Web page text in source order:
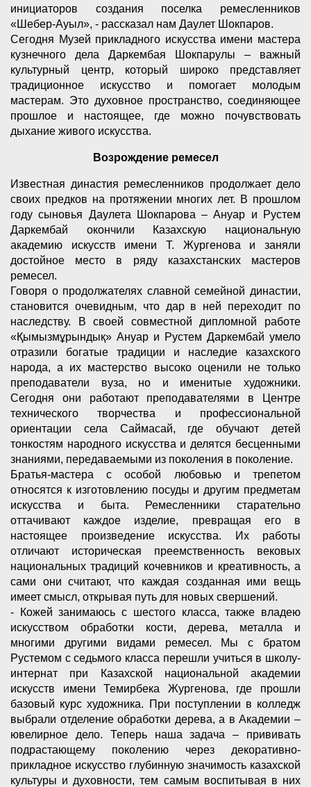
инициаторов создания поселка ремесленников
«Шебер-Ауыл», - рассказал нам Даулет Шокпаров.
Сегодня Музей прикладного искусства имени мастера
кузнечного дела Даркембая Шокпарулы – важный
культурный центр, который широко представляет
традиционное искусство и помогает молодым
мастерам. Это духовное пространство, соединяющее
прошлое и настоящее, где можно почувствовать
дыхание живого искусства.
Возрождение ремесел
Известная династия ремесленников продолжает дело
своих предков на протяжении многих лет. В прошлом
году сыновья Даулета Шокпарова – Ануар и Рустем
Даркембай окончили Казахскую национальную
академию искусств имени Т. Жургенова и заняли
достойное место в ряду казахстанских мастеров
ремесел.
Говоря о продолжателях славной семейной династии,
становится очевидным, что дар в ней переходит по
наследству. В своей совместной дипломной работе
«Қымызмұрындық» Ануар и Рустем Даркембай умело
отразили богатые традиции и наследие казахского
народа, а их мастерство высоко оценили не только
преподаватели вуза, но и именитые художники.
Сегодня они работают преподавателями в Центре
технического творчества и профессиональной
ориентации села Саймасай, где обучают детей
тонкостям народного искусства и делятся бесценными
знаниями, передаваемыми из поколения в поколение.
Братья-мастера с особой любовью и трепетом
относятся к изготовлению посуды и другим предметам
искусства и быта. Ремесленники старательно
оттачивают каждое изделие, превращая его в
настоящее произведение искусства. Их работы
отличают историческая преемственность вековых
национальных традиций кочевников и креативность, а
сами они считают, что каждая созданная ими вещь
имеет смысл, открывая путь для новых свершений.
- Кожей занимаюсь с шестого класса, также владею
искусством обработки кости, дерева, металла и
многими другими видами ремесел. Мы с братом
Рустемом с седьмого класса перешли учиться в школу-
интернат при Казахской национальной академии
искусств имени Темирбека Жургенова, где прошли
базовый курс художника. При поступлении в колледж
выбрали отделение обработки дерева, а в Академии –
ювелирное дело. Теперь наша задача – прививать
подрастающему поколению через декоративно-
прикладное искусство глубинную значимость казахской
культуры и духовности, тем самым воспитывая в них